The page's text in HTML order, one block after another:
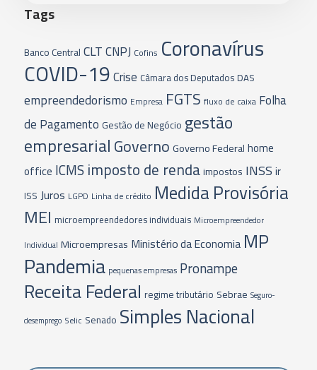
Tags
Banco CentralCLTCNPJ Cofins Coronavírus
COVID-19Crise Câmara dos Deputados DAS
empreendedorismo Empresa FGTS fluxo de caixa Folha
de Pagamento Gestão de Negócio gestão
empresarialGovernoGoverno Federalhome
office ICMSimposto de rendaimpostos INSSir
ISS Juros LGPD Linha de crédito Medida Provisória
MEI microempreendedores individuais Microempreendedor
Individual Microempresas Ministério da Economia MP
Pandemia pequenas empresas Pronampe
Receita Federal regime tributário Sebrae Seguro-
desemprego Selic Senado Simples Nacional